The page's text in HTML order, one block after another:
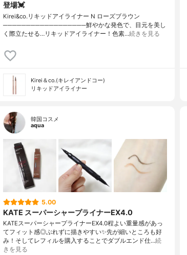
登場💓
Kirei&co.リキッドアイライナー N ローズブラウン
──────────────────鮮やかな発色で、目元を美し
く際立たせる…リキッドアイライナー！色素…続きを見る
Kirei＆co.(キレイアンドコー)
リキッドアイライナー
韓国コスメ
aqua
5.00
KATE スーパーシャープライナーEX4.0
KATEスーパーシャープライナーEX4.0程よい重量感があっ
てフィット感◎ぶれずに描きやすい✨先が細いところも好
み！そしてレフィルを購入することでダブルエンド仕…続
きを見る